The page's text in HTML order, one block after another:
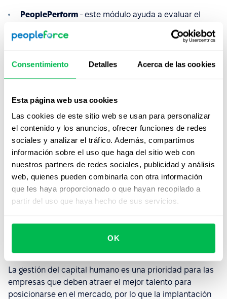
Consentimiento Detalles Acerca de las cookies
Esta página web usa cookies
Las cookies de este sitio web se usan para personalizar
el contenido y los anuncios, ofrecer funciones de redes
sociales y analizar el tráfico. Además, compartimos
información sobre el uso que haga del sitio web con
nuestros partners de redes sociales, publicidad y análisis
web, quienes pueden combinarla con otra información
que les haya proporcionado o que hayan recopilado a
partir del uso que haya hecho de sus servicios.
OK
PeoplePerform - este módulo ayuda a evaluar el
KPI's, reuniones 1 a 1, feedback de 360 grados.
desempeño, establecer y evaluar objetivos para
resultados para que el equipo sea más eficiente y
exitoso.
PeopleTime- este módulo permite realizar un
seguimiento del tiempo de cada empleado o
proyecto y llevar un control de la eficiencia.
PeopleDesk
- ayuda a gestionar todos los asuntos
relacionados con la organización o el trabajo con
Recursos Humanos, la gerencia u otros problemas,
Beneficios de un HRMS
La gestión del capital humano es una prioridad para las
empresas que deben atraer el mejor talento para
posicionarse en el mercado, por lo que la implantación